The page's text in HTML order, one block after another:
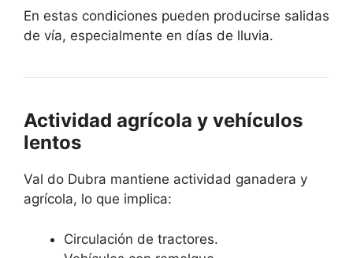
En estas condiciones pueden producirse salidas
de vía, especialmente en días de lluvia.
Actividad agrícola y vehículos
lentos
Val do Dubra mantiene actividad ganadera y
agrícola, lo que implica:
Circulación de tractores.